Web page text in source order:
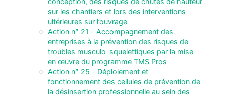
sur les chantiers et lors des interventions
ultérieures sur l’ouvrage
Action n° 21 - Accompagnement des
entreprises à la prévention des risques de
troubles musculo-squelettiques par la mise
en œuvre du programme TMS Pros
Action n° 25 - Déploiement et
fonctionnement des cellules de prévention de
la désinsertion professionnelle au sein des